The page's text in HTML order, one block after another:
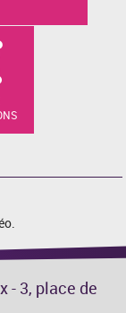
- 3, place de